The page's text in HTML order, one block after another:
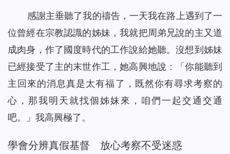
感謝主垂聽了我的禱告，一天我在路上遇到了一
位曾經在宗教認識的姊妹，我就把周弟兄說的主又道
成肉身，作了國度時代的工作說給她聽。沒想到姊妹
已經接受了主的末世作工，她高興地說：「你能聽到
主回來的消息真是太有福了，既然你有尋求考察的
心，那我明天就找個姊妹來，咱們一起交通交通
吧。」我高興極了。
學會分辨真假基督 放心考察不受迷惑